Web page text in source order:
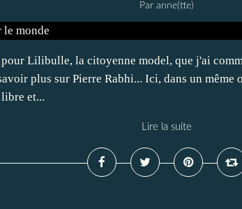
Par anne(tte)
pour Lilibulle, la citoyenne model, que j'ai
plus sur Pierre Rabhi... Ici, dans un
et...
Lire la suite